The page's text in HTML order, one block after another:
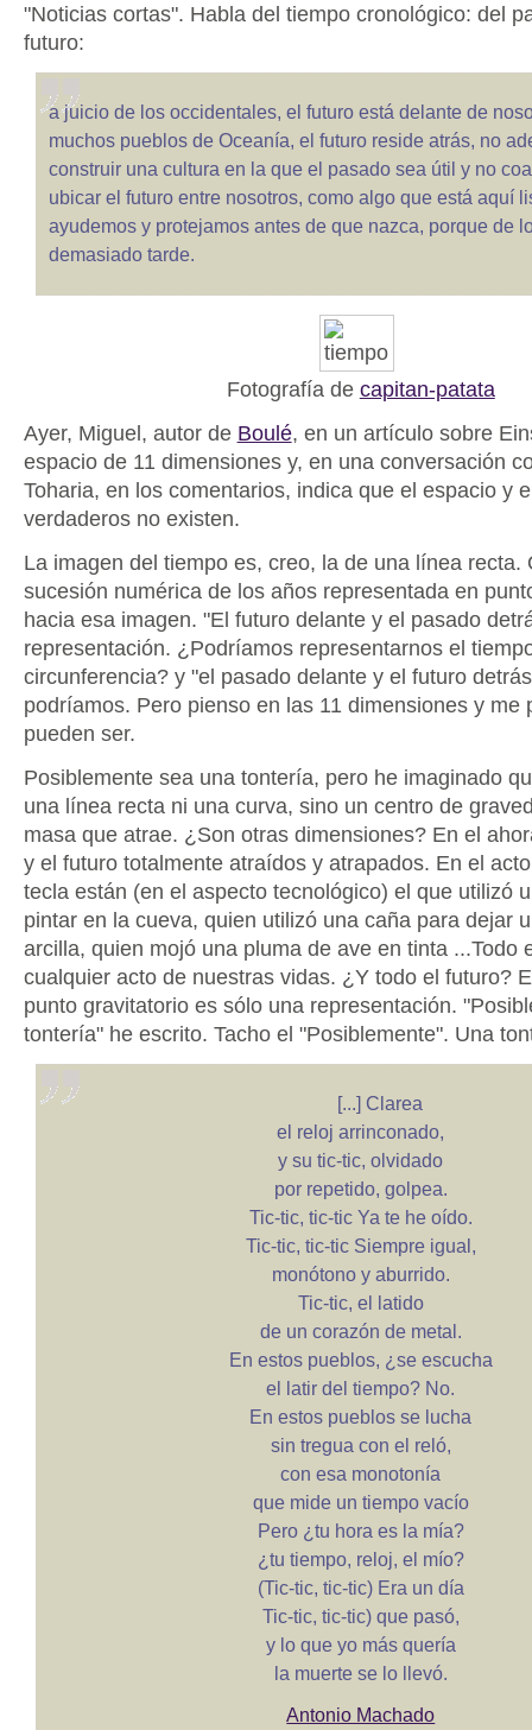
"Noticias cortas". Habla del tiempo cronológico: del
futuro:
a juicio de los occidentales, el futuro está delante de
muchos pueblos de Oceanía, el futuro reside atrás, no
construir una cultura en la que el pasado sea útil y no
ubicar el futuro entre nosotros, como algo que está aquí
ayudemos y protejamos antes de que nazca, porque de
demasiado tarde.
Fotografía de capitan-patata
Ayer, Miguel, autor de Boulé, en un artículo sobre
espacio de 11 dimensiones y, en una conversación
Toharia, en los comentarios, indica que el espacio y
verdaderos no existen.
La imagen del tiempo es, creo, la de una línea recta.
sucesión numérica de los años representada en
hacia esa imagen. "El futuro delante y el pasado
representación. ¿Podríamos representarnos el
circunferencia? y "el pasado delante y el futuro
podríamos. Pero pienso en las 11 dimensiones y me
pueden ser.
Posiblemente sea una tontería, pero he imaginado
una línea recta ni una curva, sino un centro de
masa que atrae. ¿Son otras dimensiones? En el
y el futuro totalmente atraídos y atrapados. En el
tecla están (en el aspecto tecnológico) el que utilizó
pintar en la cueva, quien utilizó una caña para dejar
arcilla, quien mojó una pluma de ave en tinta ...Todo
cualquier acto de nuestras vidas. ¿Y todo el futuro?
punto gravitatorio es sólo una representación.
tontería" he escrito. Tacho el "Posiblemente". Una
[...] Clarea
el reloj arrinconado,
y su tic-tic, olvidado
por repetido, golpea.
Tic-tic, tic-tic Ya te he oído.
Tic-tic, tic-tic Siempre igual,
monótono y aburrido.
Tic-tic, el latido
de un corazón de metal.
En estos pueblos, ¿se escucha
el latir del tiempo? No.
En estos pueblos se lucha
sin tregua con el reló,
con esa monotonía
que mide un tiempo vacío
Pero ¿tu hora es la mía?
¿tu tiempo, reloj, el mío?
(Tic-tic, tic-tic) Era un día
Tic-tic, tic-tic) que pasó,
y lo que yo más quería
la muerte se lo llevó.
Antonio Machado